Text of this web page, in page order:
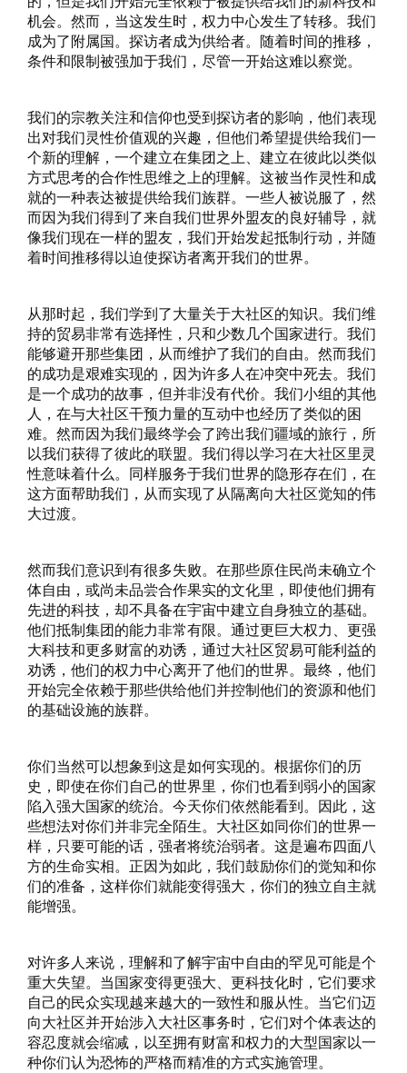
机会。然而，当这发生时，权力中心发生了转移。我们
成为了附属国。探访者成为供给者。随着时间的推移，
条件和限制被强加于我们，尽管一开始这难以察觉。
我们的宗教关注和信仰也受到探访者的影响，他们表现
出对我们灵性价值观的兴趣，但他们希望提供给我们一
个新的理解，一个建立在集团之上、建立在彼此以类似
方式思考的合作性思维之上的理解。这被当作灵性和成
就的一种表达被提供给我们族群。一些人被说服了，然
而因为我们得到了来自我们世界外盟友的良好辅导，就
像我们现在一样的盟友，我们开始发起抵制行动，并随
着时间推移得以迫使探访者离开我们的世界。
从那时起，我们学到了大量关于大社区的知识。我们维
持的贸易非常有选择性，只和少数几个国家进行。我们
能够避开那些集团，从而维护了我们的自由。然而我们
的成功是艰难实现的，因为许多人在冲突中死去。我们
是一个成功的故事，但并非没有代价。我们小组的其他
人，在与大社区干预力量的互动中也经历了类似的困
难。然而因为我们最终学会了跨出我们疆域的旅行，所
以我们获得了彼此的联盟。我们得以学习在大社区里灵
性意味着什么。同样服务于我们世界的隐形存在们，在
这方面帮助我们，从而实现了从隔离向大社区觉知的伟
大过渡。
然而我们意识到有很多失败。在那些原住民尚未确立个
体自由，或尚未品尝合作果实的文化里，即使他们拥有
先进的科技，却不具备在宇宙中建立自身独立的基础。
他们抵制集团的能力非常有限。通过更巨大权力、更强
大科技和更多财富的劝诱，通过大社区贸易可能利益的
劝诱，他们的权力中心离开了他们的世界。最终，他们
开始完全依赖于那些供给他们并控制他们的资源和他们
的基础设施的族群。
你们当然可以想象到这是如何实现的。根据你们的历
史，即使在你们自己的世界里，你们也看到弱小的国家
陷入强大国家的统治。今天你们依然能看到。因此，这
些想法对你们并非完全陌生。大社区如同你们的世界一
样，只要可能的话，强者将统治弱者。这是遍布四面八
方的生命实相。正因为如此，我们鼓励你们的觉知和你
们的准备，这样你们就能变得强大，你们的独立自主就
能增强。
对许多人来说，理解和了解宇宙中自由的罕见可能是个
重大失望。当国家变得更强大、更科技化时，它们要求
自己的民众实现越来越大的一致性和服从性。当它们迈
向大社区并开始涉入大社区事务时，它们对个体表达的
容忍度就会缩减，以至拥有财富和权力的大型国家以一
种你们认为恐怖的严格而精准的方式实施管理。